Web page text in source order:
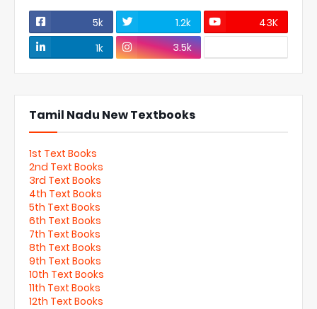
5k 1.2k
43K
1k
3.5k
Tamil Nadu New Textbooks
1st Text Books
2nd Text Books
3rd Text Books
4th Text Books
5th Text Books
6th Text Books
7th Text Books
8th Text Books
9th Text Books
10th Text Books
11th Text Books
12th Text Books